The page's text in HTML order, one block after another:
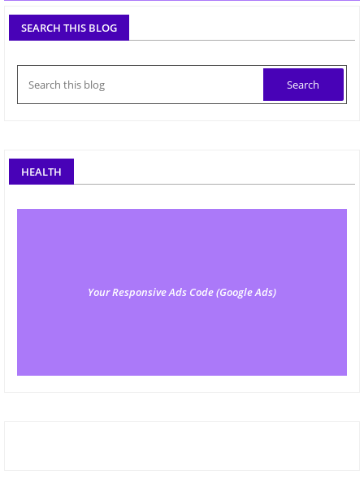
SEARCH THIS BLOG
HEALTH
Your Responsive Ads Code (Google Ads)